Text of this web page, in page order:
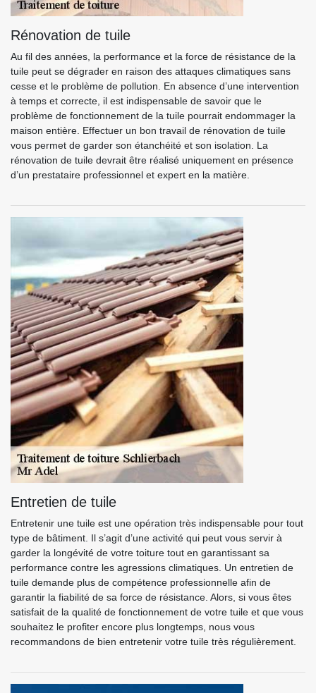
Rénovation de tuile
Au fil des années, la performance et la force de résistance de la
tuile peut se dégrader en raison des attaques climatiques sans
cesse et le problème de pollution. En absence d’une intervention
à temps et correcte, il est indispensable de savoir que le
problème de fonctionnement de la tuile pourrait endommager la
maison entière. Effectuer un bon travail de rénovation de tuile
vous permet de garder son étanchéité et son isolation. La
rénovation de tuile devrait être réalisé uniquement en présence
d’un prestataire professionnel et expert en la matière.
Entretien de tuile
Entretenir une tuile est une opération très indispensable pour tout
type de bâtiment. Il s’agit d’une activité qui peut vous servir à
garder la longévité de votre toiture tout en garantissant sa
performance contre les agressions climatiques. Un entretien de
tuile demande plus de compétence professionnelle afin de
garantir la fiabilité de sa force de résistance. Alors, si vous êtes
satisfait de la qualité de fonctionnement de votre tuile et que vous
souhaitez le profiter encore plus longtemps, nous vous
recommandons de bien entretenir votre tuile très régulièrement.